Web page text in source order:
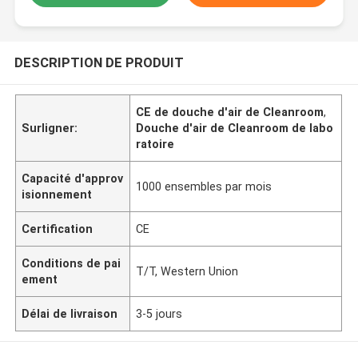
DESCRIPTION DE PRODUIT
Surligner:
CE de douche d'air de Cleanroom,
Douche d'air de Cleanroom de labo
ratoire
Capacité d'approv
isionnement
1000 ensembles par mois
Certification CE
Conditions de pai
ement
T/T, Western Union
Délai de livraison 3-5 jours